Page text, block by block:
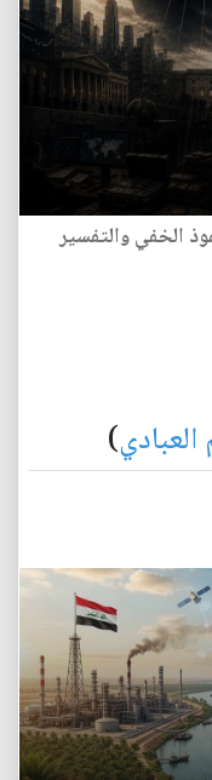
الخفي والتفسير
العبادي)